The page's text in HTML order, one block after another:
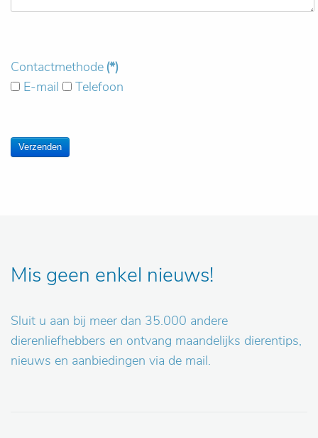
Contactmethode (*)
E-mail
Telefoon
Mis geen enkel nieuws!
Sluit u aan bij meer dan 35.000 andere
dierenliefhebbers en ontvang maandelijks dierentips,
nieuws en aanbiedingen via de mail.